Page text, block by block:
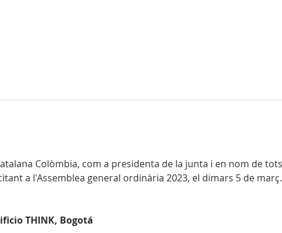
Colòmbia, com a presidenta de la junta i en nom de
a l'Assemblea general ordinària 2023, el dimars 5 de març.
THINK, Bogotá